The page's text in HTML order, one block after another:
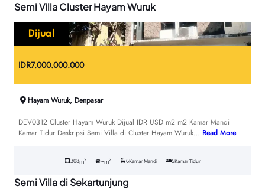
Semi Villa Cluster Hayam Wuruk
Dijual
IDR7.000.000.000
Hayam Wuruk, Denpasar
DEV0312 Cluster Hayam Wuruk Dijual IDR USD m2 m2 Kamar Mandi
Kamar Tidur Deskripsi Semi Villa di Cluster Hayam Wuruk… Read More
308m2 –m2 6Kamar Mandi 5Kamar Tidur
Semi Villa di Sekartunjung